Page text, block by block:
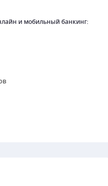
и мобильный банкинг: